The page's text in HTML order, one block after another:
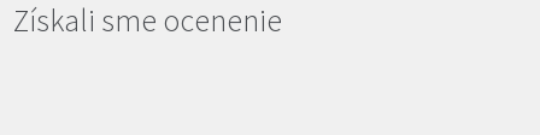
Získali sme ocenenie